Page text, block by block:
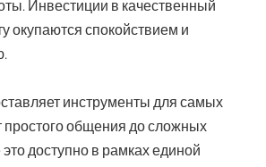
Инвестиции в качественный
окупаются спокойствием и
инструменты для самых
простого общения до сложных
доступно в рамках единой